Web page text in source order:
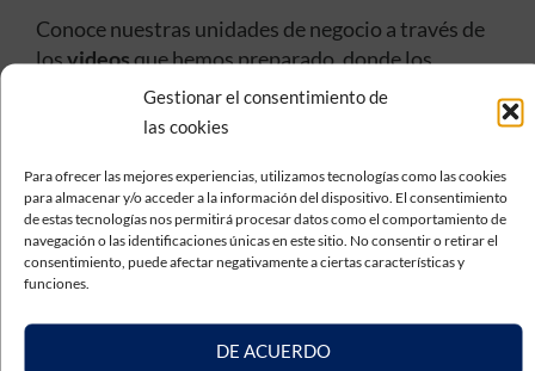
Gestionar el consentimiento de
las cookies
Para ofrecer las mejores experiencias, utilizamos tecnologías como las cookies
para almacenar y/o acceder a la información del dispositivo. El consentimiento
de estas tecnologías nos permitirá procesar datos como el comportamiento de
navegación o las identificaciones únicas en este sitio. No consentir o retirar el
consentimiento, puede afectar negativamente a ciertas características y
funciones.
DE ACUERDO
Conoce nuestras unidades de negocio a través de
losvideosque hemos preparado, donde los
directores de cada unidad de negocio comparten
su visión y experiencia en el desarrollo diario de
Video Téciman Metrología:Adrián Lorenzo,
Director de Operaciones de Téciman
Metrología, comparte cómo unbuen
servicio postventa
mantienen como referentes en el sector.